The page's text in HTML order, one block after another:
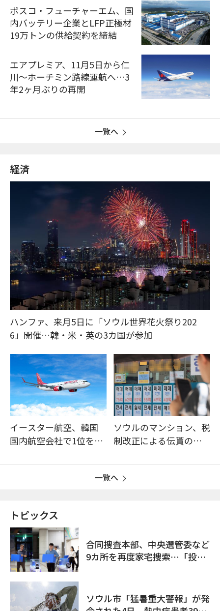
ポスコ・フューチャーエム、国
内バッテリー企業とLFP正極材
19万トンの供給契約を締結
エアプレミア、11月5日から仁
川〜ホーチミン路線運航へ…3
年2ヶ月ぶりの再開
一覧へ
経済
ハンファ、来月5日に「ソウル世界花火祭り202
6」開催…韓・米・英の3カ国が参加
イースター航空、韓国
国内航空会社で1位を記
3%」
ソウルのマンション、税
制改正による伝貰の月
一覧へ
トピックス
合同捜査本部、中央選管委など
9カ所を再度家宅捜索…「投票
ソウル市「猛暑重大警報」が発